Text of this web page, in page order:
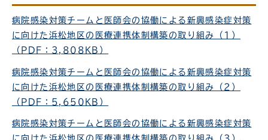
病院感染対策チームと医師会の協働による新興感染症対策
に向けた浜松地区の医療連携体制構築の取り組み（1）
（PDF：3,808KB）
病院感染対策チームと医師会の協働による新興感染症対策
に向けた浜松地区の医療連携体制構築の取り組み（2）
（PDF：5,650KB）
病院感染対策チームと医師会の協働による新興感染症対策
に向けた浜松地区の医療連携体制構築の取り組み（3）